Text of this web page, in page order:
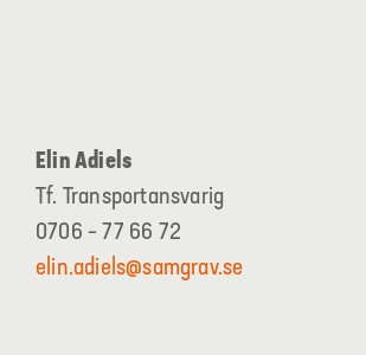
Elin Adiels
Tf. Transportansvarig
0706 – 77 66 72
elin.adiels@samgrav.se